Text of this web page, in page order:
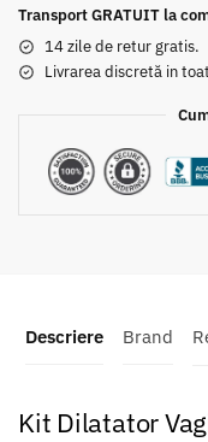
Transport GRATUIT la
14 zile de retur gratis.
Livrarea discretă in
Descriere Brand
Kit Dilatator